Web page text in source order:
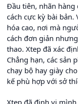
Đầu tiên, nhãn
cách cực kỳ bài
hóa cao, nơi mà
cách đơn giản
thao. Xtep đã xác
Chẳng hạn, các sản
chạy bộ hay giày
kế phù hợp với sở
Xtep đã định vị